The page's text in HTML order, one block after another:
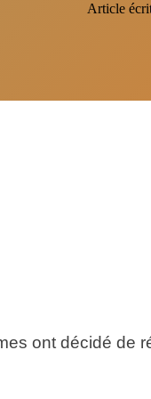
Article
ont décidé de